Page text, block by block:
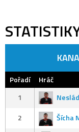
Pořadí Hráč
1
2
Šícha